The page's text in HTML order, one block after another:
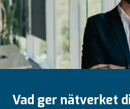
Vad ger nätverket